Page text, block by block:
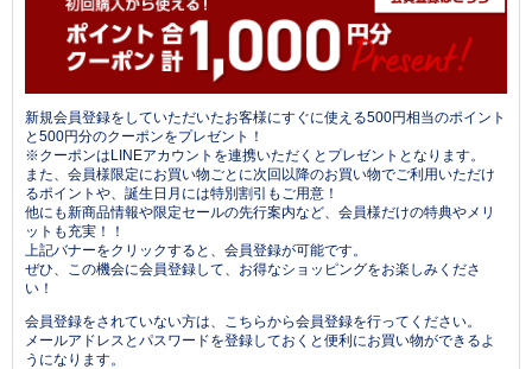
新規会員登録をしていただいたお客様にすぐに使える500円相当のポイント
と500円分のクーポンをプレゼント！
※クーポンはLINEアカウントを連携いただくとプレゼントとなります。
また、会員様限定にお買い物ごとに次回以降のお買い物でご利用いただけ
るポイントや、誕生日月には特別割引もご用意！
他にも新商品情報や限定セールの先行案内など、会員様だけの特典やメリ
ットも充実！！
上記バナーをクリックすると、会員登録が可能です。
ぜひ、この機会に会員登録して、お得なショッピングをお楽しみくださ
い！
会員登録をされていない方は、こちらから会員登録を行ってください。
メールアドレスとパスワードを登録しておくと便利にお買い物ができるよ
うになります。